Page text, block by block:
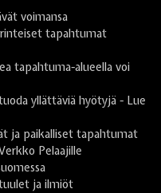
voimansa
tapahtumat
tapahtuma-alueella voi
yllättäviä hyötyjä - Lue
ja paikalliset tapahtumat
Pelaajille
ja ilmiöt